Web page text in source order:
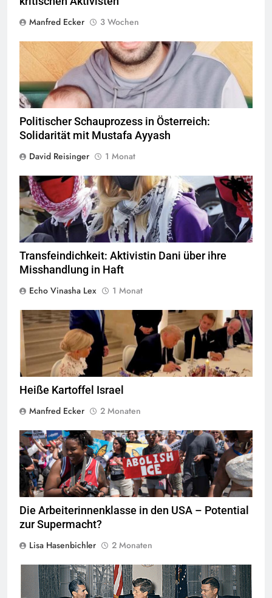
Manfred Ecker
3 Wochen
© Twitter Mustafa ayyash
Politischer Schauprozess in Österreich:
Solidarität mit Mustafa Ayyash
David Reisinger
1 Monat
© privat alle Rechte vorbehalten
Transfeindichkeit: Aktivistin Dani über ihre
Misshandlung in Haft
Echo Vinasha Lex
1 Monat
Trump war sich der Ironie, die US-Niederlage gerade in Versailles
zu unterzeichnen, sicher nicht bewusst Foto: Screenshot CRUX und
CNN-News18
Heiße Kartoffel Israel
Manfred Ecker
2 Monaten
Am 30. Juni 2018 versammelten sich etwa 10.000 Menschen in der
Innenstadt von Minneapolis und marschierten durch die Straßen,
um gegen die Trennung von immigrierten Kindern von ihren
Familien zu protestieren. Die Demonstranten forderten die
Abschaffung der ICE (U.S. Immigration and Customs
Enforcement).Quelle © Fibonacci Blue, CC-BY-2.0
Die Arbeiterinnenklasse in den USA – Potential
zur Supermacht?
Lisa Hasenbichler
2 Monaten
Der Shah von Iran mit John F. Kennedy im Weißen Haus,Quelle ©
Robert Knudsen Public Domain Mark 1.0.